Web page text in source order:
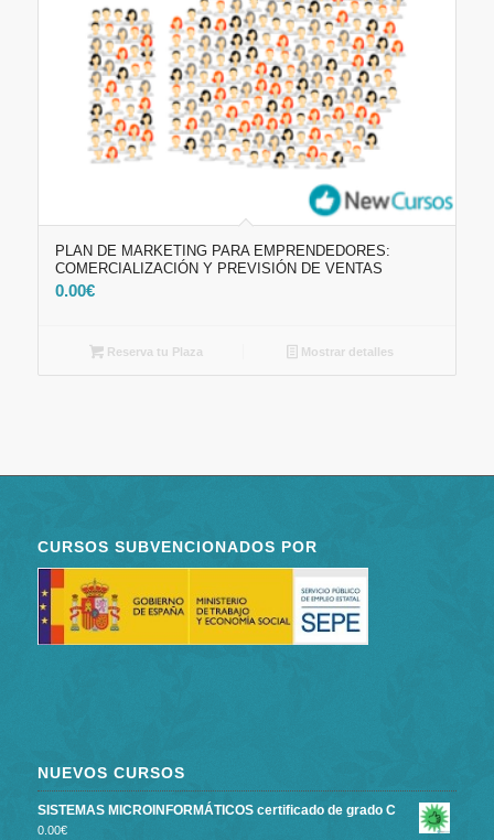
PLAN DE MARKETING PARA EMPRENDEDORES:
COMERCIALIZACIÓN Y PREVISIÓN DE VENTAS
0.00€
Reserva tu Plaza Mostrar detalles
CURSOS SUBVENCIONADOS POR
NUEVOS CURSOS
SISTEMAS MICROINFORMÁTICOS certificado de grado C
0.00€